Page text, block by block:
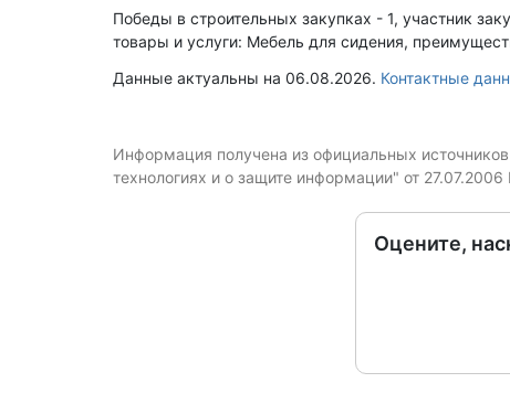
Победы в строительных закупках - 1, участник
товары и услуги: Мебель для сидения,
Данные актуальны на 06.08.2026. Контактные
Информация получена из официальных
технологиях и о защите информации" от
Оцените,